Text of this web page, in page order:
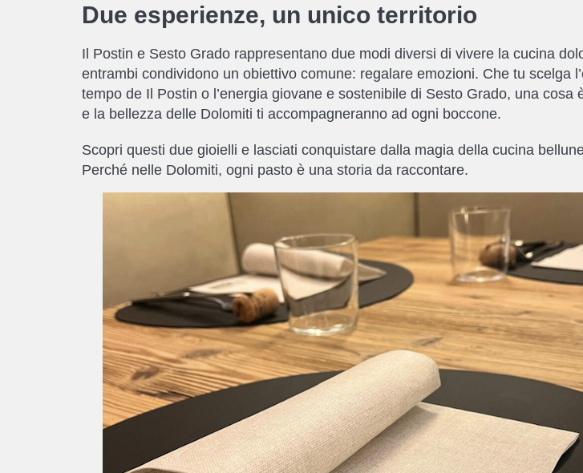
Due esperienze, un unico territorio
Il Postin e Sesto Grado rappresentano due modi diversi di vivere la cucina
entrambi condividono un obiettivo comune: regalare emozioni. Che tu scelga
tempo de Il Postin o l’energia giovane e sostenibile di Sesto Grado, una cosa
e la bellezza delle Dolomiti ti accompagneranno ad ogni boccone.
Scopri questi due gioielli e lasciati conquistare dalla magia della cucina
Perché nelle Dolomiti, ogni pasto è una storia da raccontare.